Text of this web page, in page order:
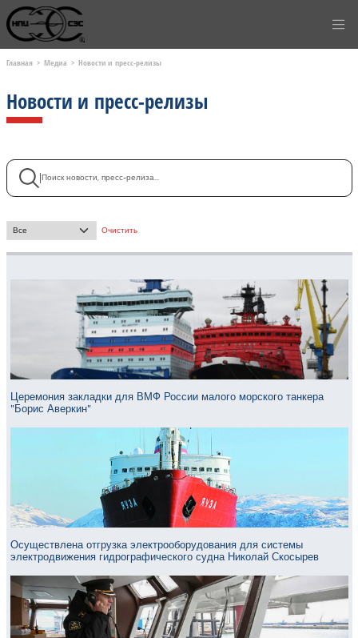
Главная Медиа Новости и пресс-релизы
Новости и пресс-релизы
Поиск
- Выбор месяца - Очистить
Церемония закладки для ВМФ России малого морского танкера
"Борис Аверкин"
Осуществлена отгрузка электрооборудования для системы
электродвижения гидрографического судна Николай Скосырев